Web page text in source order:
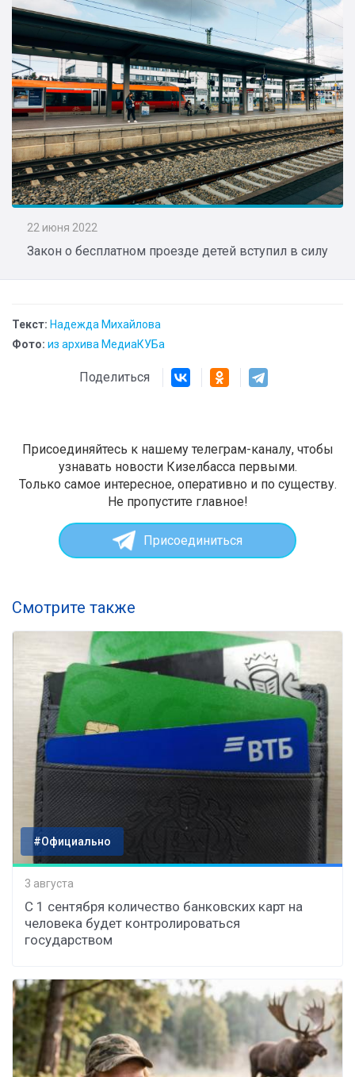
22 июня 2022
Закон о бесплатном проезде детей вступил в силу
Текст: Надежда Михайлова
Фото: из архива МедиаКУБа
Поделиться
Присоединяйтесь к нашему телеграм-каналу, чтобы
узнавать новости Кизелбасса первыми.
Только самое интересное, оперативно и по существу.
Не пропустите главное!
Присоединиться
Смотрите также
#Официально
3 августа
С 1 сентября количество банковских карт на
человека будет контролироваться
государством